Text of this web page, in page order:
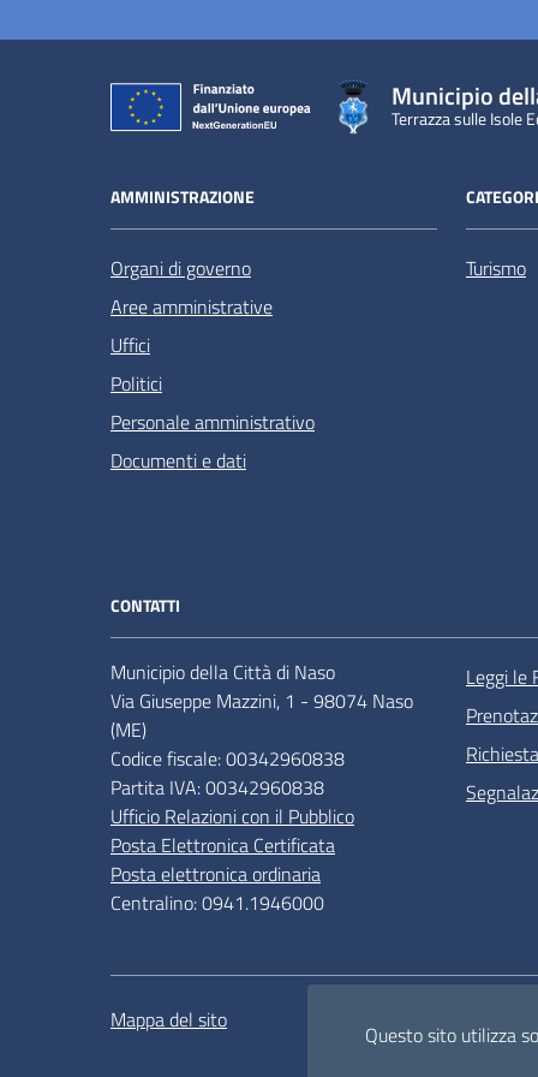
Municipio
Terrazza sulle Isole
AMMINISTRAZIONE
Organi di governo
Aree amministrative
Uffici
Politici
Personale amministrativo
Documenti e dati
Turismo
CONTATTI
Municipio della Città di Naso
Via Giuseppe Mazzini, 1 - 98074 Naso
(ME)
Codice fiscale: 00342960838
Partita IVA: 00342960838
Ufficio Relazioni con il Pubblico
Posta Elettronica Certificata
Posta elettronica ordinaria
Centralino: 0941.1946000
Leggi le
Mappa del sito
Questo sito utilizza